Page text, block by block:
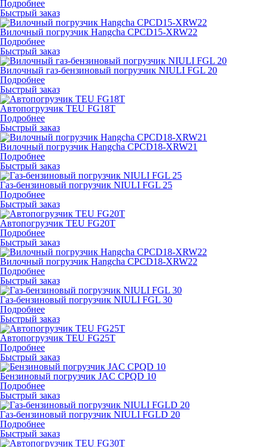
Подробнее
Быстрый заказ
Вилочный погрузчик Hangcha CPCD15-XRW22
Подробнее
Быстрый заказ
Вилочный газ-бензиновый погрузчик NIULI FGL 20
Подробнее
Быстрый заказ
Автопогрузчик TEU FG18T
Подробнее
Быстрый заказ
Вилочный погрузчик Hangcha CPCD18-XRW21
Подробнее
Быстрый заказ
Газ-бензиновый погрузчик NIULI FGL 25
Подробнее
Быстрый заказ
Автопогрузчик TEU FG20T
Подробнее
Быстрый заказ
Вилочный погрузчик Hangcha CPCD18-XRW22
Подробнее
Быстрый заказ
Газ-бензиновый погрузчик NIULI FGL 30
Подробнее
Быстрый заказ
Автопогрузчик TEU FG25T
Подробнее
Быстрый заказ
Бензиновый погрузчик JAC CPQD 10
Подробнее
Быстрый заказ
Газ-бензиновый погрузчик NIULI FGLD 20
Подробнее
Быстрый заказ